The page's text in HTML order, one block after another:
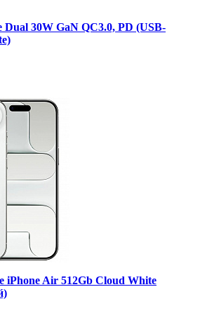
30W GaN QC3.0, PD (USB-
iPhone Air 512Gb Cloud White